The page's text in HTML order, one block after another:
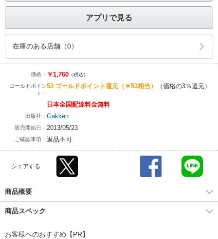
アプリで見る
在庫のある店舗（0）
価格： ￥1,760（税込）
ゴールドポイン
ト：
53 ゴールドポイント還元（￥53相当） （価格の3％還元）
日本全国配達料金無料
出版社： Gakken
販売開始日： 2013/05/23
ご確認事項： 返品不可
シェアする
商品概要
商品スペック
お客様へのおすすめ【PR】